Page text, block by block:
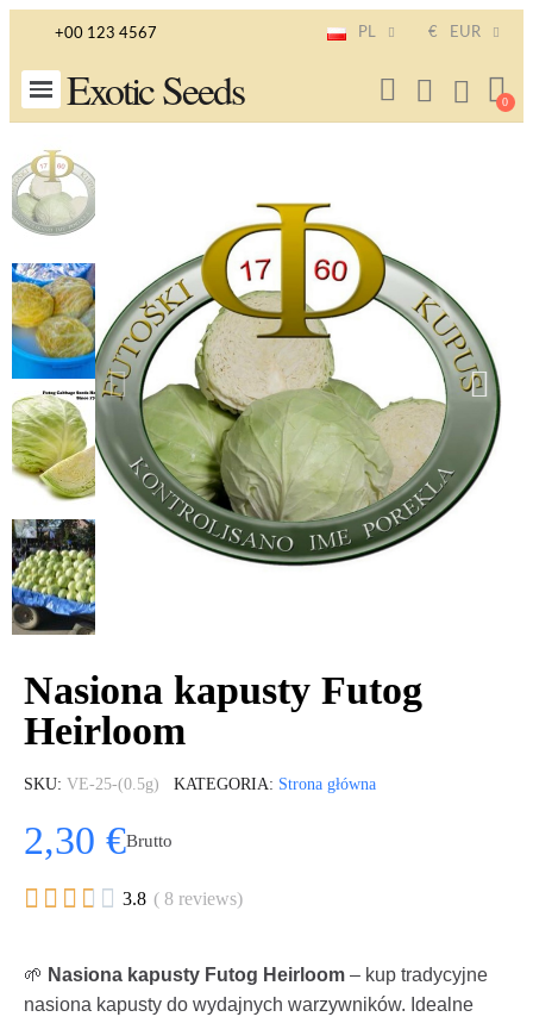
+00 123 4567 PL € EUR
Exotic Seeds
Nasiona kapusty Futog
Heirloom
SKU VE-25-(0.5g) KATEGORIA Strona główna
2,30 €Brutto
     3.8 ( 8 reviews)
🌱 Nasiona kapusty Futog Heirloom – kup tradycyjne
nasiona kapusty do wydajnych warzywników. Idealne